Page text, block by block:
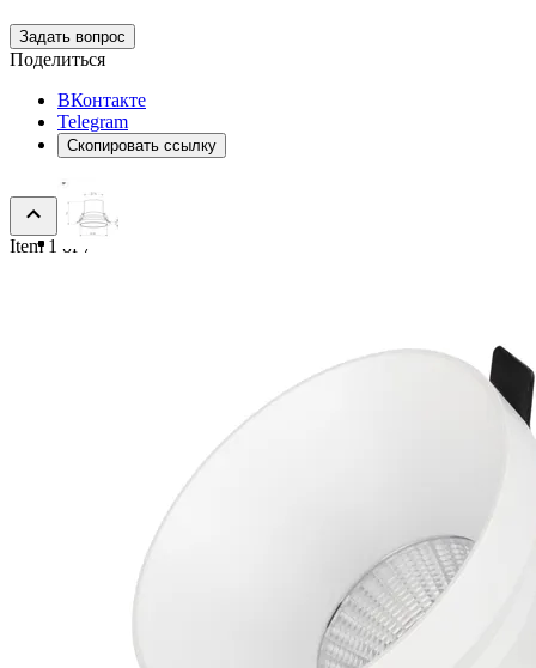
Задать вопрос
Поделиться
ВКонтакте
Telegram
Скопировать ссылку
Item 1 of 7